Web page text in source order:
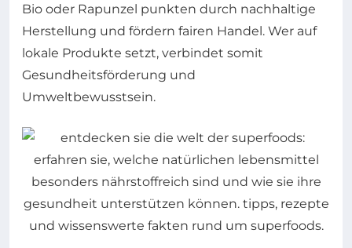
Bio oder Rapunzel punkten durch nachhaltige
Herstellung und fördern fairen Handel. Wer auf
lokale Produkte setzt, verbindet somit
Gesundheitsförderung und
Umweltbewusstsein.